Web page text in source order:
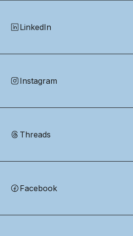
LinkedIn
Instagram
Threads
Facebook